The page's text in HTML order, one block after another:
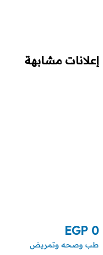
إعلانات مشابهة
EGP 0
طب وصحه وتمريض